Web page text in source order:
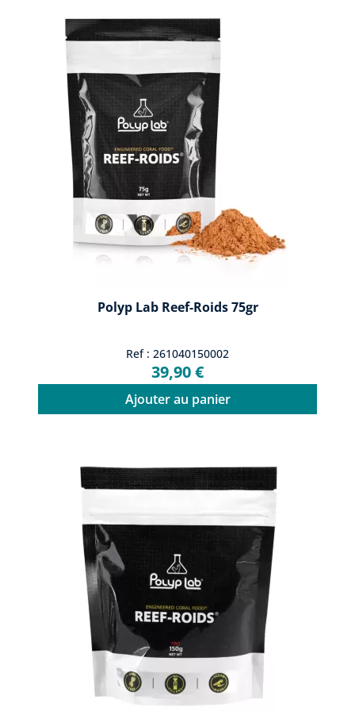
Polyp Lab Reef-Roids 75gr
Ref : 261040150002
39,90 €
Ajouter au panier